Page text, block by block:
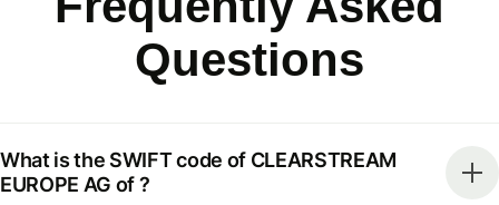
Questions
What is the SWIFT code of CLEARSTREAM
EUROPE AG of ?